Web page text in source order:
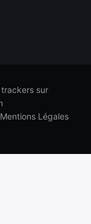
sur
Mentions Légales